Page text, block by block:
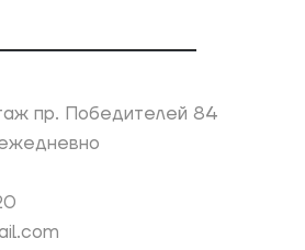
пр. Победителей 84